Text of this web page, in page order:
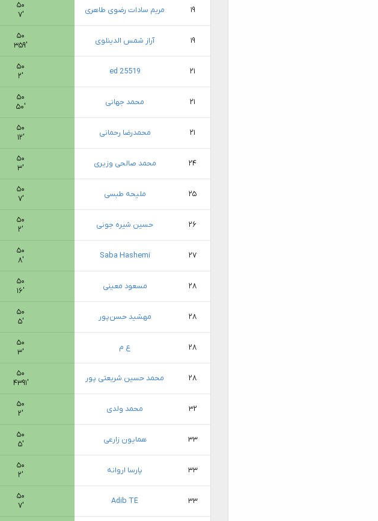
۱۹ مریم سادات رضوی طاهری
۵۰
۷′
۱۹ آراز شمس الدینلوی
۵۰
۳۵۹′
۲۱ ed 25519
۵۰
۲′
۲۱ محمد جهانی
۵۰
۵۰′
۲۱ محمدرضا رحمانی
۵۰
۱۲′
۲۴ محمد صالحی وزیری
۵۰
۳′
۲۵ ملیحه طبسی
۵۰
۷′
۲۶ حسین شیره جونی
۵۰
۲′
۲۷ Saba Hashemi
۵۰
۸′
۲۸ مسعود معینی
۵۰
۱۶′
۲۸ مهشید حسن‌پور
۵۰
۵′
۲۸ ع م
۵۰
۳′
۲۸ محمد حسین شریعتی پور
۵۰
۴۳۹۱′
۳۲ محمد ولدی
۵۰
۲′
۳۳ همایون زارعی
۵۰
۵′
۳۳ پارسا اروانه
۵۰
۲′
۳۳ Adib TE
۵۰
۷′